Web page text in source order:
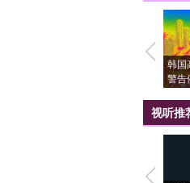
韩国
警告
视听推